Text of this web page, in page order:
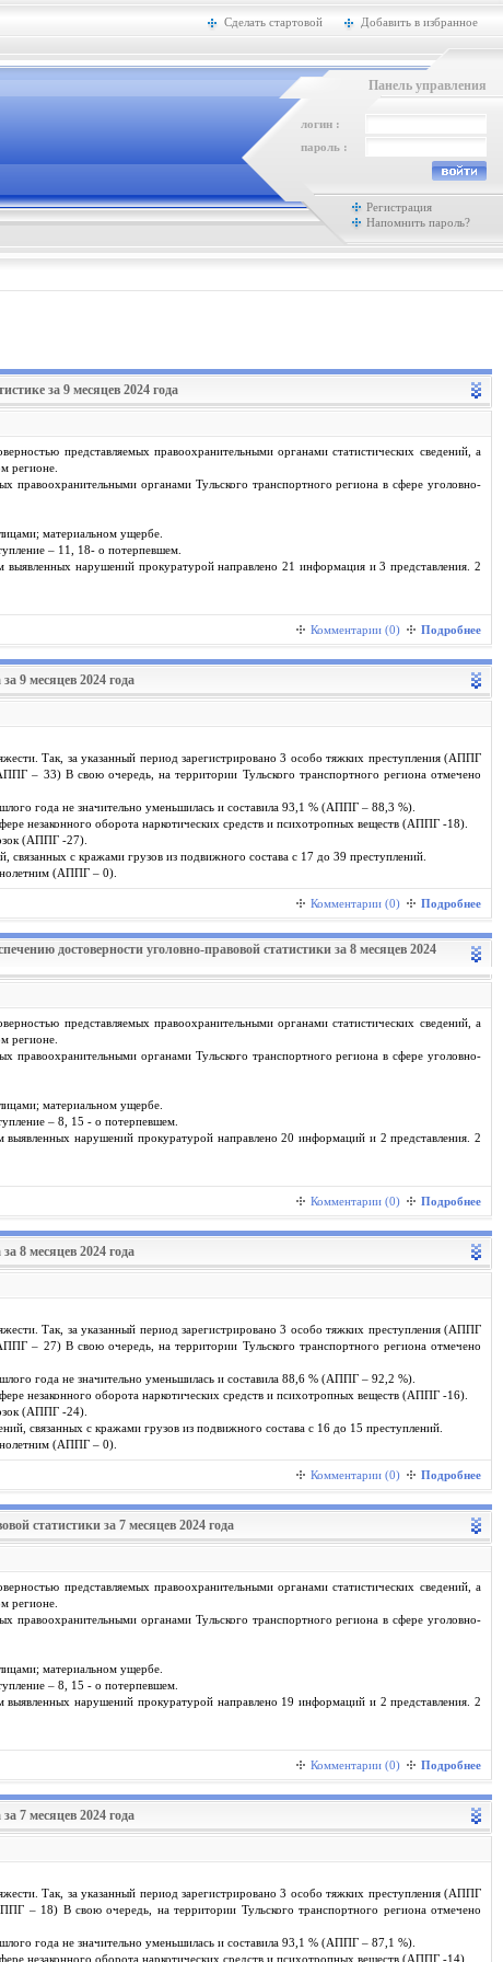
Сделать стартовой Добавить в избранное
Панель управления
логин :
пароль :
Регистрация
Напомнить пароль?
за 9 месяцев 2024 года
представляемых правоохранительными органами статистических сведений, а
регионе.
органами Тульского транспортного региона в сфере уголовно-
материальном ущербе.
– 11, 18- о потерпевшем.
нарушений прокуратурой направлено 21 информация и 3 представления. 2
Комментарии (0) Подробнее
9 месяцев 2024 года
Так, за указанный период зарегистрировано 3 особо тяжких преступления (АППГ
– 33) В свою очередь, на территории Тульского транспортного региона отмечено
года не значительно уменьшилась и составила 93,1 % (АППГ – 88,3 %).
незаконного оборота наркотических средств и психотропных веществ (АППГ -18).
(АППГ -27).
с кражами грузов из подвижного состава с 17 до 39 преступлений.
(АППГ – 0).
Комментарии (0) Подробнее
достоверности уголовно-правовой статистики за 8 месяцев 2024
представляемых правоохранительными органами статистических сведений, а
регионе.
органами Тульского транспортного региона в сфере уголовно-
материальном ущербе.
– 8, 15 - о потерпевшем.
нарушений прокуратурой направлено 20 информаций и 2 представления. 2
Комментарии (0) Подробнее
8 месяцев 2024 года
Так, за указанный период зарегистрировано 3 особо тяжких преступления (АППГ
– 27) В свою очередь, на территории Тульского транспортного региона отмечено
года не значительно уменьшилась и составила 88,6 % (АППГ – 92,2 %).
незаконного оборота наркотических средств и психотропных веществ (АППГ -16).
(АППГ -24).
связанных с кражами грузов из подвижного состава с 16 до 15 преступлений.
(АППГ – 0).
Комментарии (0) Подробнее
статистики за 7 месяцев 2024 года
представляемых правоохранительными органами статистических сведений, а
регионе.
органами Тульского транспортного региона в сфере уголовно-
материальном ущербе.
– 8, 15 - о потерпевшем.
нарушений прокуратурой направлено 19 информаций и 2 представления. 2
Комментарии (0) Подробнее
7 месяцев 2024 года
Так, за указанный период зарегистрировано 3 особо тяжких преступления (АППГ
– 18) В свою очередь, на территории Тульского транспортного региона отмечено
года не значительно уменьшилась и составила 93,1 % (АППГ – 87,1 %).
незаконного оборота наркотических средств и психотропных веществ (АППГ -14).